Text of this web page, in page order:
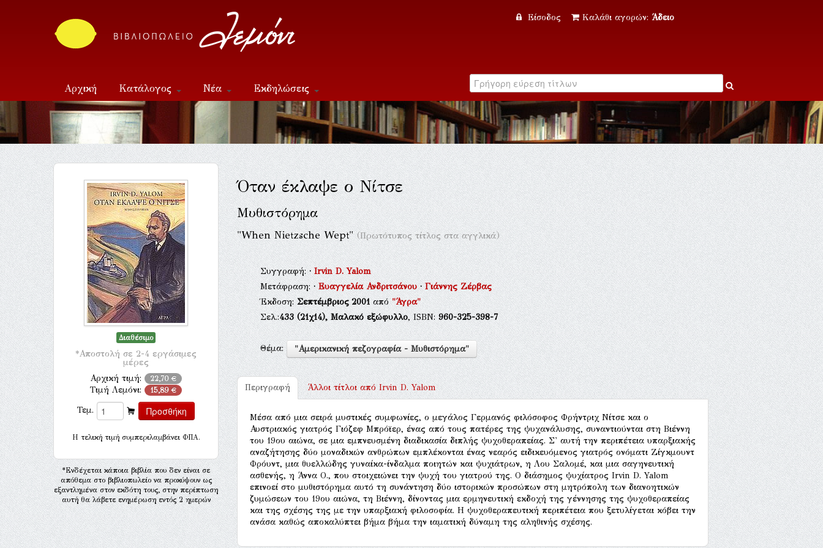
Είσοδος Καλάθι αγορών: Άδειο
Αρχική Κατάλογος Νέα Εκδηλώσεις
Επικοινωνία
Διαθέσιμο
*Αποστολή σε 2-4 εργάσιμες
μέρες
Αρχική τιμή: 22,70 €
Τιμή Λεμόνι: 15,89 €
Τεμ.
H τελική τιμή συμπεριλαμβάνει ΦΠΑ.
*Ενδέχεται κάποια βιβλία που δεν είναι σε
απόθεμα στο βιβλιοπωλείο να προκύψουν ως
εξαντλημένα στον εκδότη τους, στην περίπτωση
αυτή θα λάβετε ενημέρωση εντός 2 ημερών
Όταν έκλαψε ο Νίτσε
Μυθιστόρημα
"When Nietzsche Wept"(Πρωτότυπος τίτλος στα αγγλικά)
Συγγραφή:·Irvin D. Yalom
Μετάφραση:·Ευαγγελία Ανδριτσάνου·Γιάννης Ζέρβας
Έκδοση:Σεπτέμβριος 2001από"Άγρα"
Σελ.:433(21χ14), Μαλακό εξώφυλλο, ISBN:960-325-398-7
Θέμα: "Αμερικανική πεζογραφία - Μυθιστόρημα"
Περιγραφή Άλλοι τίτλοι απόIrvin D. Yalom
Μέσα από μια σειρά μυστικές συμφωνίες, ο μεγάλος Γερμανός φιλόσοφος Φρήντριχ Νίτσε και ο
Αυστριακός γιατρός Γιόζεφ Μπρόϊερ, ένας από τους πατέρες της ψυχανάλυσης, συναντιούνται στη Βιέννη
του 19ου αιώνα, σε μια εμπνευσμένη διαδικασία διπλής ψυχοθεραπείας. Σ' αυτή την περιπέτεια υπαρξιακής
αναζήτησης δύο μοναδικών ανθρώπων εμπλέκονται ένας νεαρός ειδικευόμενος γιατρός ονόματι Ζίγκμουντ
Φρόυντ, μια θυελλώδης γυναίκα-ίνδαλμα ποιητών και ψυχιάτρων, η Λου Σαλομέ, και μια σαγηνευτική
ασθενής, η Άννα Ο., που στοιχειώνει την ψυχή του γιατρού της. Ο διάσημος ψυχίατρος Irvin D. Yalom
επινοεί στο μυθιστόρημα αυτό τη συνάντηση δύο ιστορικών προσώπων στη μητρόπολη των διανοητικών
ζυμώσεων του 19ου αιώνα, τη Βιέννη, δίνοντας μια ερμηνευτική εκδοχή της γέννησης της ψυχοθεραπείας
και της σχέσης της με την υπαρξιακή φιλοσοφία. Η ψυχοθεραπευτική περιπέτεια που ξετυλίγεται κόβει την
ανάσα καθώς αποκαλύπτει βήμα βήμα την ιαματική δύναμη της αληθινής σχέσης.